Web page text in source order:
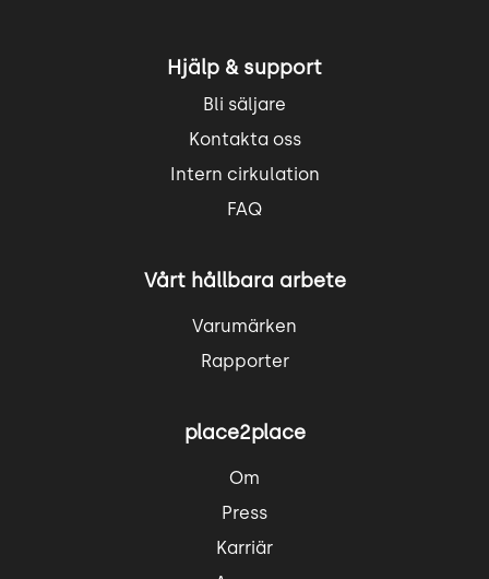
Hjälp & support
Bli säljare
Kontakta oss
Intern cirkulation
FAQ
Vårt hållbara arbete
Varumärken
Rapporter
place2place
Om
Press
Karriär